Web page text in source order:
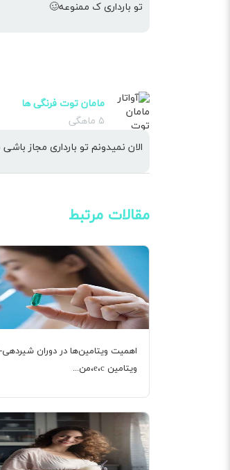
تو بارداری ک ممنوعه🥴
مامان توت فرنگی ها
۵ ماهگی
الان نمیدونم تو بارداری مجاز
مقالات مرتبط
اهمیت ویتامین‌‌ها در دوران
ویتامین e،c،من...